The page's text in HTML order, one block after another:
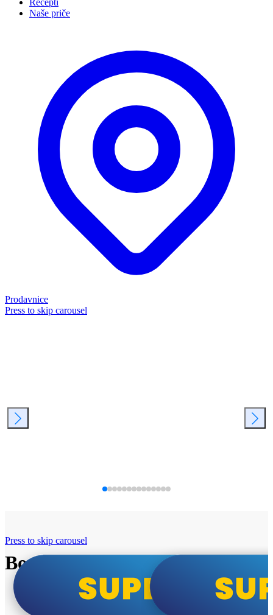
Recepti
Naše priče
Prodavnice
Press to skip carousel
Bosch super cene
Press to skip carousel